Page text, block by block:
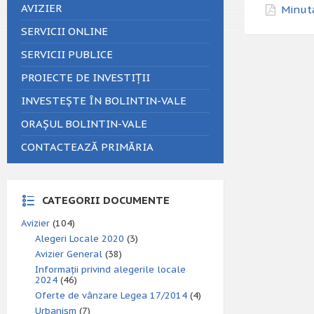
AVIZIER
SERVICII ONLINE
SERVICII PUBLICE
PROIECTE DE INVESTIȚII
INVESTEȘTE ÎN BOLINTIN-VALE
ORAȘUL BOLINTIN-VALE
CONTACTEAZĂ PRIMĂRIA
CATEGORII DOCUMENTE
Avizier (104)
Alegeri Locale 2020 (3)
Avizier General (38)
Informații privind alegerile locale
2024 (46)
Oferte de vânzare Legea 17/2014 (4)
Urbanism (7)